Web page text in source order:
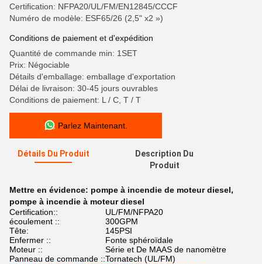
Certification: NFPA20/UL/FM/EN12845/CCCF
Numéro de modèle: ESF65/26 (2,5" x2 »)
Conditions de paiement et d'expédition
Quantité de commande min: 1SET
Prix: Négociable
Détails d'emballage: emballage d'exportation
Délai de livraison: 30-45 jours ouvrables
Conditions de paiement: L / C, T / T
Parlez Maintenant.
Détails Du Produit
Description Du
Produit
Mettre en évidence: pompe à incendie de moteur diesel,
pompe à incendie à moteur diesel
Certification::
UL/FM/NFPA20
écoulement ::
300GPM
Tête:
145PSI
Enfermer ::
Fonte sphéroïdale
Moteur ::
Série et De MAAS de nanomètre
Panneau de commande ::Tornatech (UL/FM)